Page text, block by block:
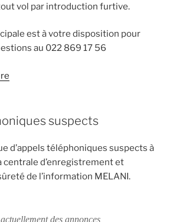
vol par introduction furtive.
est à votre disposition pour
au 022 869 17 56
faux
désinfecteurs »
suspects
d’appels téléphoniques suspects à
centrale d’enregistrement et
de l’information MELANI.
des annonces